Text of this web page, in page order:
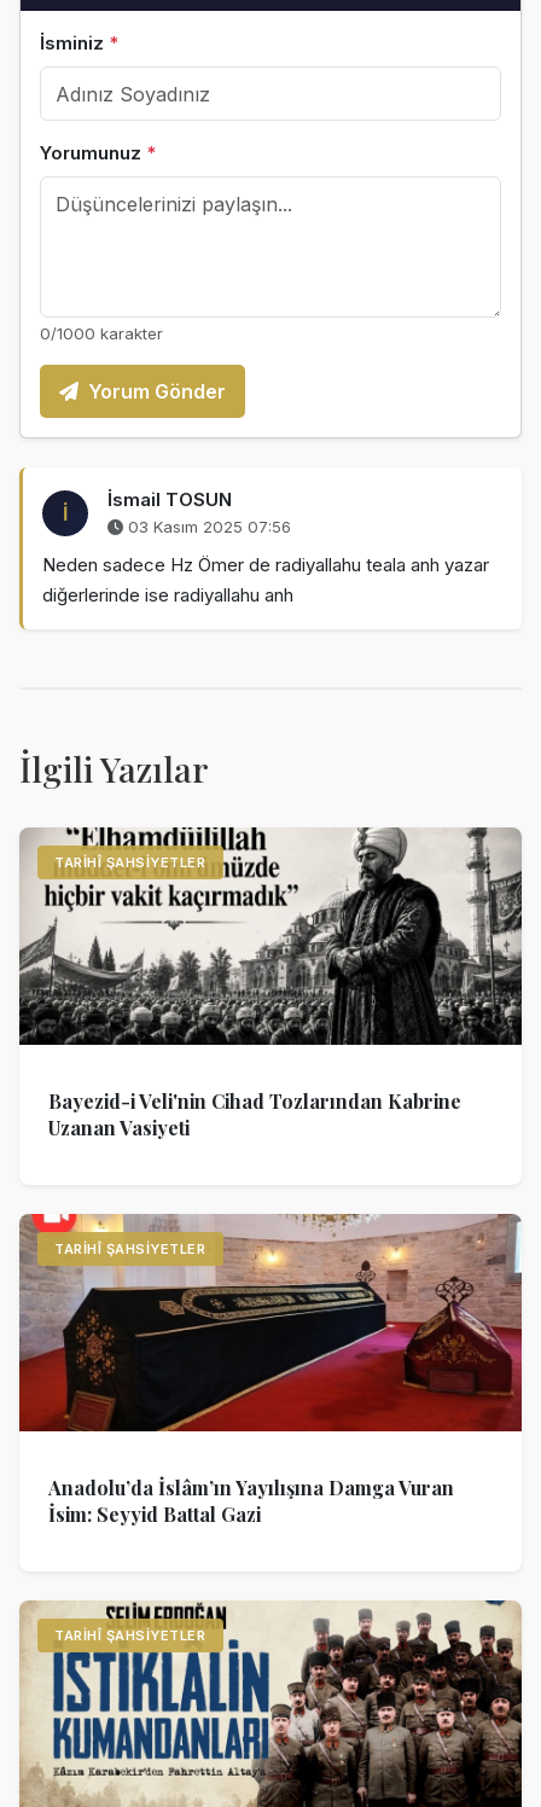
İsminiz *
Yorumunuz *
0/1000 karakter
Yorum Gönder
İ
İsmail TOSUN
03 Kasım 2025 07:56
Neden sadece Hz Ömer de radiyallahu teala anh yazar
diğerlerinde ise radiyallahu anh
İlgili Yazılar
TARIHÎ ŞAHSIYETLER
Bayezid-i Veli'nin Cihad Tozlarından Kabrine
Uzanan Vasiyeti
TARIHÎ ŞAHSIYETLER
Anadolu’da İslâm’ın Yayılışına Damga Vuran
İsim: Seyyid Battal Gazi
TARIHÎ ŞAHSIYETLER